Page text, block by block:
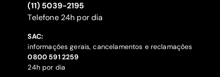
(11) 5039-2195
‍Telefone 24h por dia
SAC:
informações gerais, cancelamentos e reclamações
‍0800 591 2259
24h por dia